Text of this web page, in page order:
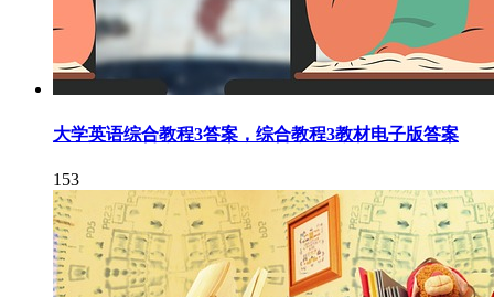
大学英语综合教程3答案，综合教程3教材电子版答案
153